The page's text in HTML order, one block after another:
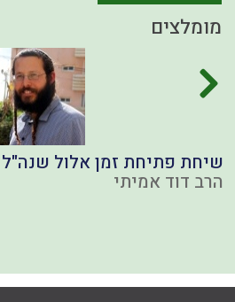
מומלצים
שיחת פתיחת זמן אלול
הרב דוד אמיתי